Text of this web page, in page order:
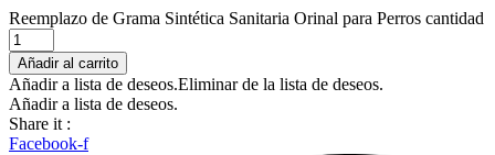
Reemplazo de Grama Sintética Sanitaria Orinal para Perros cantidad
Añadir al carrito
Añadir a lista de deseos.Eliminar de la lista de deseos.
Añadir a lista de deseos.
Share it :
Facebook-f